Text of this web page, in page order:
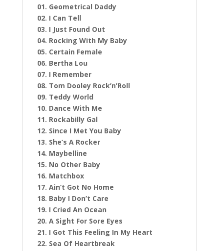
01. Geometrical Daddy
02. I Can Tell
03. I Just Found Out
04. Rocking With My Baby
05. Certain Female
06. Bertha Lou
07. I Remember
08. Tom Dooley Rock’n’Roll
09. Teddy World
10. Dance With Me
11. Rockabilly Gal
12. Since I Met You Baby
13. She’s A Rocker
14. Maybelline
15. No Other Baby
16. Matchbox
17. Ain’t Got No Home
18. Baby I Don’t Care
19. I Cried An Ocean
20. A Sight For Sore Eyes
21. I Got This Feeling In My Heart
22. Sea Of Heartbreak